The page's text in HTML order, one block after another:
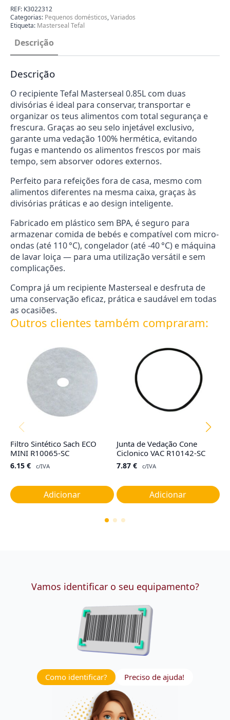
REF: K3022312
Categorias: Pequenos domésticos,Variados
Etiqueta: Masterseal Tefal
Descrição
Descrição
O recipiente Tefal Masterseal 0.85L com duas
divisórias é ideal para conservar, transportar e
organizar os teus alimentos com total segurança e
frescura. Graças ao seu selo injetável exclusivo,
garante uma vedação 100% hermética, evitando
fugas e mantendo os alimentos frescos por mais
tempo, sem absorver odores externos.
Perfeito para refeições fora de casa, mesmo com
alimentos diferentes na mesma caixa, graças às
divisórias práticas e ao design inteligente.
Fabricado em plástico sem BPA, é seguro para
armazenar comida de bebés e compatível com micro-
ondas (até 110 °C), congelador (até -40 °C) e máquina
de lavar loiça — para uma utilização versátil e sem
complicações.
Compra já um recipiente Masterseal e desfruta de
uma conservação eficaz, prática e saudável em todas
as ocasiões.
Outros clientes também compraram:
Filtro Sintético Sach ECO
MINI R10065-SC
6.15 € c/IVA
Adicionar
Junta de Vedação Cone
Ciclonico VAC R10142-SC
7.87 € c/IVA
Adicionar
Vamos identificar o seu equipamento?
Como identificar? Preciso de ajuda!